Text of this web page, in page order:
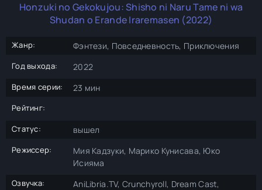
Honzuki no Gekokujou: Shisho ni Naru Tame ni wa
Shudan o Erande Iraremasen (2022)
Жанр: Фэнтези, Повседневность, Приключения
Год выхода: 2022
Время серии: 23 мин
Рейтинг:
Статус:
вышел
Режиссер:
Мия Кадзуки, Марико Кунисава, Юко
Исияма
Озвучка:
AniLibria.TV, Crunchyroll, Dream Cast,